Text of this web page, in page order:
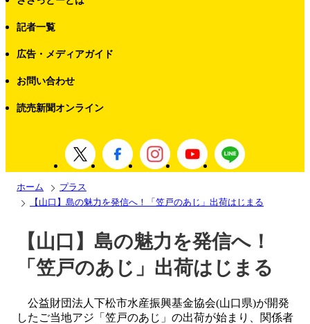
記者一覧
広告・メディアガイド
お問い合わせ
読売新聞オンライン
ホーム
プラス
【山口】島の魅力を発信へ！「笠戸のあじ」出荷はじまる
【山口】島の魅力を発信へ！
「笠戸のあじ」出荷はじまる
公益財団法人下松市水産振興基金協会(山口県)が開発
したご当地アジ「笠戸のあじ」の出荷が始まり、関係者